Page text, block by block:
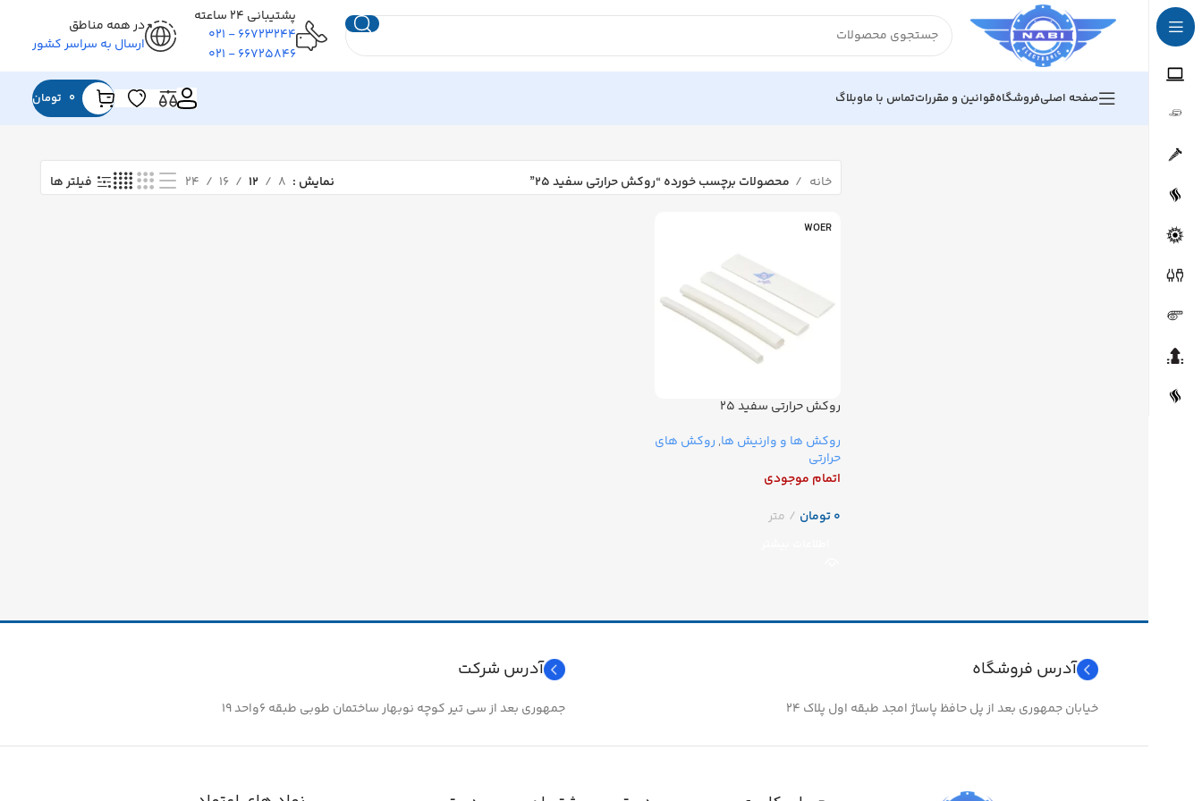
پشتیبانی ۲۴ ساعته
۶۶۷۲۳۲۴۴ - ۰۲۱
۶۶۷۲۵۸۴۶ - ۰۲۱
در همه مناطق
ارسال به سراسر کشور
صفحه اصلیفروشگاهقوانین و مقرراتتماس با ماوبلاگ 0 تومان
خانه محصولات برچسب خورده “روکش حرارتی سفید ۲۵” نمایش ۸ ۱۲ ۱۶ ۲۴ فیلتر ها
WOER
روکش حرارتی سفید ۲۵
روکش ها و وارنیش ها, روکش های
حرارتی
اتمام موجودی
تومان
آدرس فروشگاه
خیابان جمهوری بعد از پل حافظ پاساژ امجد طبقه اول پلاک ۲۴
آدرس شرکت
جمهوری بعد از سی تیر کوچه نوبهار ساختمان طوبی طبقه ۶واحد ۱۹